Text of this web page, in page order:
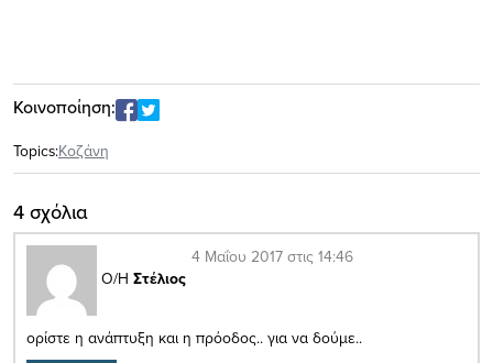
Κοινοποίηση:
Topics:Κοζάνη
4 σχόλια
Ο/Η Στέλιος
4 Μαΐου 2017 στις 14:46
ορίστε η ανάπτυξη και η πρόοδος.. για να δούμε..